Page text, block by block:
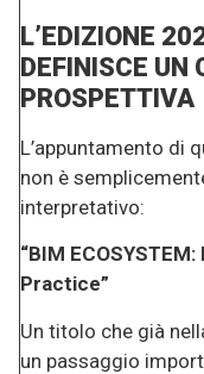
L’EDIZIONE
DEFINISCE UN
PROSPETTIVA
L’appuntamento di
non è
interpretativo:
“BIM
Practice”
Un titolo che già
un passaggio